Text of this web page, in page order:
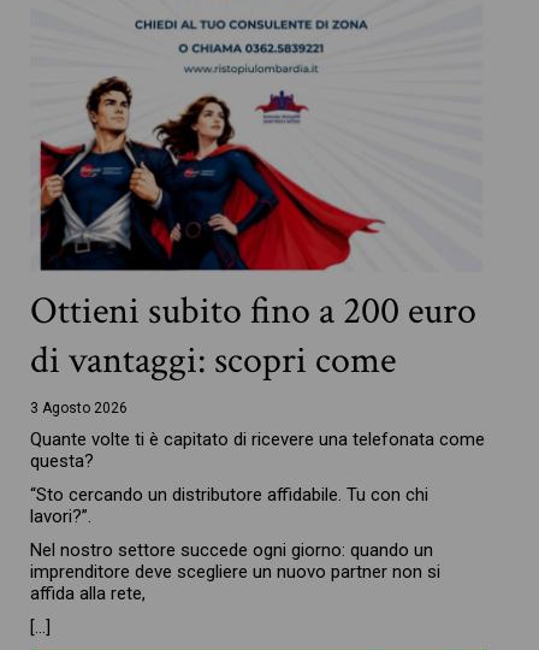
Ottieni subito fino a 200 euro
di vantaggi: scopri come
3 Agosto 2026
Quante volte ti è capitato di ricevere una telefonata come
questa?
“Sto cercando un distributore affidabile. Tu con chi
lavori?”.
Nel nostro settore succede ogni giorno: quando un
imprenditore deve scegliere un nuovo partner non si
affida alla rete,
[…]